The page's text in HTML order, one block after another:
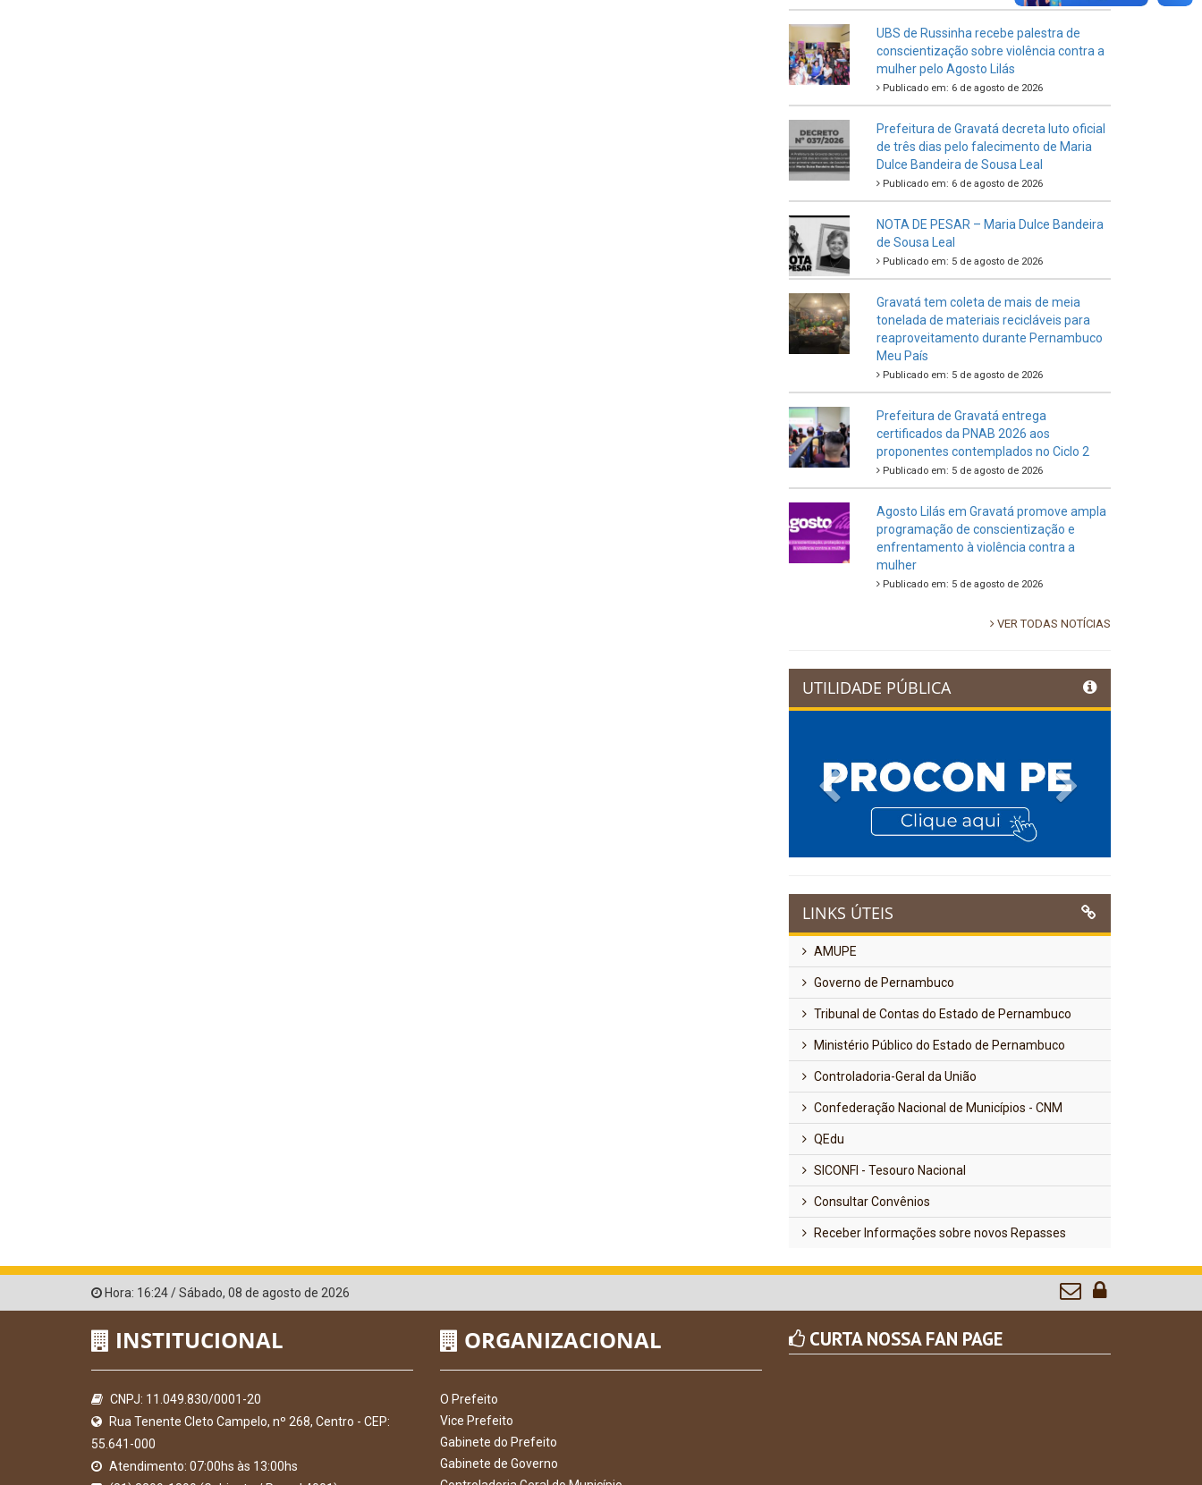
UBS de Russinha recebe palestra de
conscientização sobre violência contra a
mulher pelo Agosto Lilás
Publicado em: 6 de agosto de 2026
Prefeitura de Gravatá decreta luto oficial
de três dias pelo falecimento de Maria
Dulce Bandeira de Sousa Leal
Publicado em: 6 de agosto de 2026
NOTA DE PESAR – Maria Dulce Bandeira
de Sousa Leal
Publicado em: 5 de agosto de 2026
Gravatá tem coleta de mais de meia
tonelada de materiais recicláveis para
reaproveitamento durante Pernambuco
Meu País
Publicado em: 5 de agosto de 2026
Prefeitura de Gravatá entrega
certificados da PNAB 2026 aos
proponentes contemplados no Ciclo 2
Publicado em: 5 de agosto de 2026
Agosto Lilás em Gravatá promove ampla
programação de conscientização e
enfrentamento à violência contra a
mulher
Publicado em: 5 de agosto de 2026
VER TODAS NOTÍCIAS
UTILIDADE PÚBLICA
Previous
LINKS ÚTEIS
AMUPE
Governo de Pernambuco
Tribunal de Contas do Estado de Pernambuco
Ministério Público do Estado de Pernambuco
Controladoria-Geral da União
Confederação Nacional de Municípios - CNM
QEdu
SICONFI - Tesouro Nacional
Consultar Convênios
Receber Informações sobre novos Repasses
Hora: 16:24/Sábado, 08 de agosto de 2026
INSTITUCIONAL
CNPJ: 11.049.830/0001-20
Rua Tenente Cleto Campelo, nº 268, Centro - CEP:
55.641-000
Atendimento: 07:00hs às 13:00hs
ORGANIZACIONAL
O Prefeito
Vice Prefeito
Gabinete do Prefeito
Gabinete de Governo
CURTA NOSSA FAN PAGE